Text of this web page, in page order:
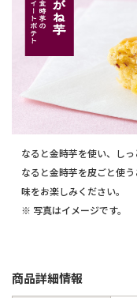
なると金時芋を使い、し
なると金時芋を皮ごと使
味をお楽しみください。
※ 写真はイメージです。
商品詳細情報